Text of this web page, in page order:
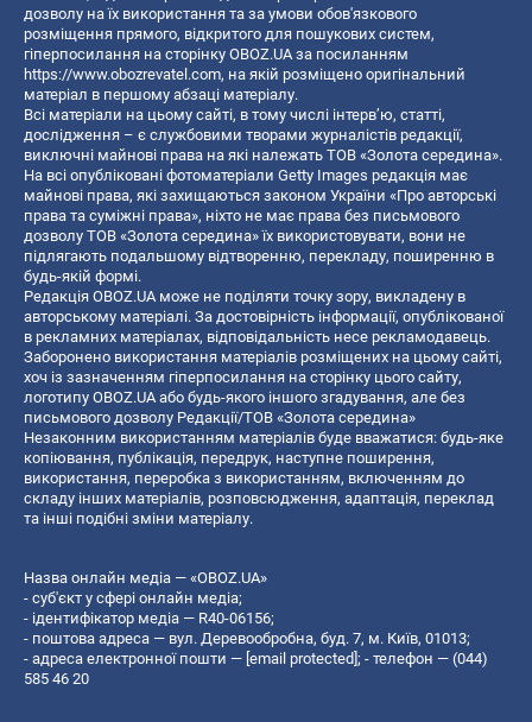
дозволу на їх використання та за умови обов'язкового
розміщення прямого, відкритого для пошукових систем,
гіперпосилання на сторінку OBOZ.UA за посиланням
https://www.obozrevatel.com, на якій розміщено оригінальний
матеріал в першому абзаці матеріалу.
Всі матеріали на цьому сайті, в тому числі інтерв’ю, статті,
дослідження – є службовими творами журналістів редакції,
виключні майнові права на які належать ТОВ «Золота середина».
На всі опубліковані фотоматеріали Getty Images редакція має
майнові права, які захищаються законом України «Про авторські
права та суміжні права», ніхто не має права без письмового
дозволу ТОВ «Золота середина» їх використовувати, вони не
підлягають подальшому відтворенню, перекладу, поширенню в
будь-якій формі.
Редакція OBOZ.UA може не поділяти точку зору, викладену в
авторському матеріалі. За достовірність інформації, опублікованої
в рекламних матеріалах, відповідальність несе рекламодавець.
Заборонено використання матеріалів розміщених на цьому сайті,
хоч із зазначенням гіперпосилання на сторінку цього сайту,
логотипу OBOZ.UA або будь-якого іншого згадування, але без
письмового дозволу Редакції/ТОВ «Золота середина»
Незаконним використанням матеріалів буде вважатися: будь-яке
копiювання, публiкацiя, передрук, наступне поширення,
використання, переробка з використанням, включенням до
складу інших матеріалів, розповсюдження, адаптація, переклад
та інші подібні зміни матеріалу.
Назва онлайн медіа — «OBOZ.UA»
- суб'єкт у сфері онлайн медіа;
- ідентифікатор медіа — R40-06156;
- поштова адреса — вул. Деревообробна, буд. 7, м. Київ, 01013;
- адреса електронної пошти — [email protected] ; - телефон — (044)
585 46 20